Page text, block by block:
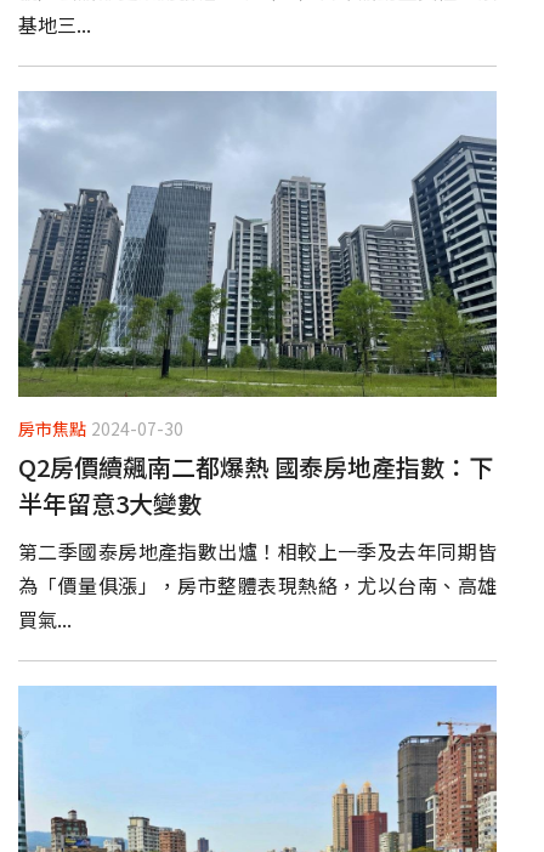
基地三...
房市焦點 2024-07-30
Q2房價續飆南二都爆熱 國泰房地產指數：下
半年留意3大變數
第二季國泰房地產指數出爐！相較上一季及去年同期皆
為「價量俱漲」，房市整體表現熱絡，尤以台南、高雄
買氣...